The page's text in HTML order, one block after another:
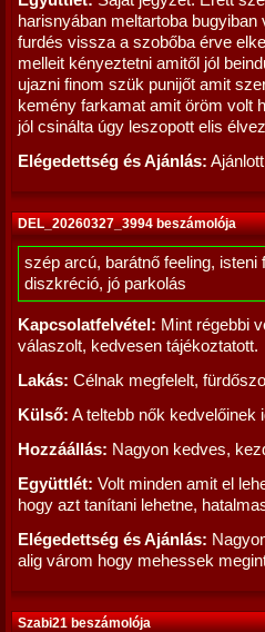
harisnyában meltartoba
furdés vissza a szobőba érve
melleit kényeztetni amitől jól
ujazni finom szük punijőt amit
kemény farkamat amit öröm volt
jól csinálta úgy leszopott elis
Elégedettség és Ajánlás:
DEL_20260327_3994 beszámolója
szép arcú, barátnő feeling,
diszkréció, jó parkolás
Kapcsolatfelvétel: Mint régebbi
válaszolt, kedvesen tájékoztatott.
Lakás: Célnak megfelelt,
Külső: A teltebb nők kedvelőinek
Hozzáállás: Nagyon kedves,
Együttlét: Volt minden amit el
hogy azt tanítani lehetne,
Elégedettség és Ajánlás:
alig várom hogy mehessek
Szabi21 beszámolója